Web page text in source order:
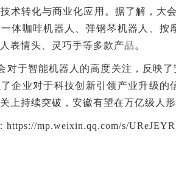
术转化与商业化应用。据了解，大
体咖啡机器人、弹钢琴机器人、
表情头、灵巧手等多款产品。
对于智能机器人的高度关注，反映
企业对于科技创新引领产业升级
上持续突破，安徽有望在万亿级人
https://mp.weixin.qq.com/s/